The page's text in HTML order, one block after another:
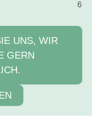
6
UNS, WIR
GERN